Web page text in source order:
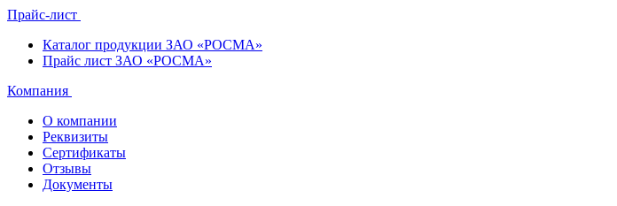
Прайс-лист
Каталог продукции ЗАО «РОСМА»
Прайс лист ЗАО «РОСМА»
Компания
О компании
Реквизиты
Сертификаты
Отзывы
Документы